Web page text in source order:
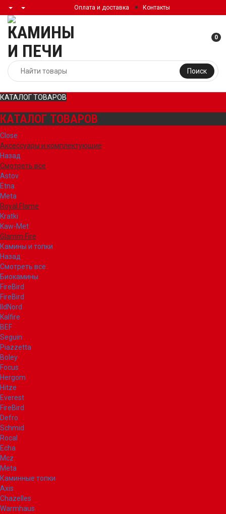
Оплата и доставка Контакты
Поиск
0
КАТАЛОГ ТОВАРОВ
КАТАЛОГ ТОВАРОВ
Close
Аксессуары и комплектующие
Назад
Смотреть все
Astov
Etna
Meta
Royal Flame
Kratki
Kaw-Met
Glamm Fire
Камины и топки
Назад
Смотреть все
Биокамины
FireBird
FireBird
IldNord
Kalfire
BEF
Seguin
Piazzetta
Boley
Focus
Hergom
Hitze
Everest
FireBird
Defro
Schmid
Rocal
Echa
Mcz
Meta
Каминные топки
Axis
Chazelles
Warmhaus